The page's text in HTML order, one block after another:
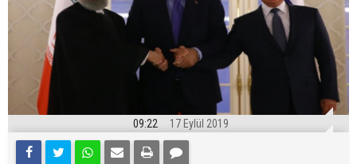
09:22 17 Eylül 2019